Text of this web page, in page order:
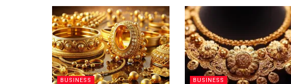
BUSINESS BUSINESS